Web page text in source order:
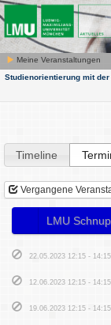
Meine Veranstaltungen
Studienorientierung mit der
Timeline
Vergangene
LMU
22.05.2023 12:15 -
12.06.2023 12:15 -
19.06.2023 12:15 -